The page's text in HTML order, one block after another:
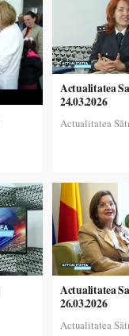
Actualitatea
24.03.2026
Actualitatea
Actualitatea
26.03.2026
Actualitatea